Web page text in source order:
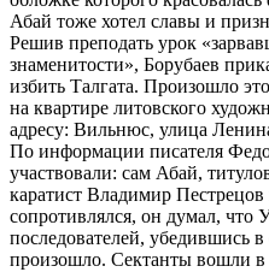
Абай тоже хотел славы и
Решив преподать урок
знаменитости», Борубаев
избить Талгата. Произошло
на квартире литовского
адресу: Вильнюс, улица
По информации писателя
участвовали: сам Абай,
каратист Владимир
сопротивлялся, он думал, что
последователей, убедившись
произошло. Сектанты вошли в